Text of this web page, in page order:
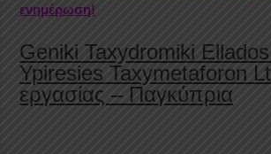
ενημέρωση!
Geniki Taxydromiki
Ypiresies Taxymetaforon
εργασίας – Παγκύπρια